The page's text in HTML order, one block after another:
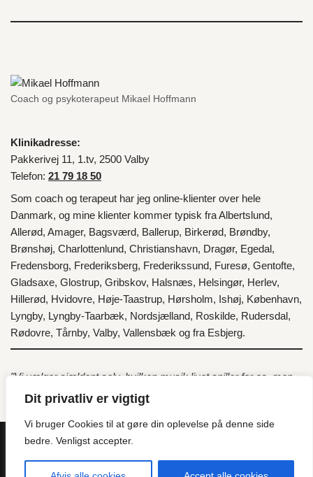
Dit privatliv er vigtigt
Vi bruger Cookies til at gøre din oplevelse på denne side
bedre. Venligst accepter.
Coach og psykoterapeut Mikael Hoffmann
Klinikadresse:
Pakkerivej 11, 1.tv, 2500 Valby
Telefon: 21 79 18 50
Som coach og terapeut har jeg online-klienter over hele
Danmark, og mine klienter kommer typisk fraAlbertslund,
Allerød, Amager, Bagsværd, Ballerup, Birkerød, Brøndby,
Brønshøj, Charlottenlund, Christianshavn, Dragør, Egedal,
Fredensborg, Frederiksberg, Frederikssund, Furesø, Gentofte,
Gladsaxe, Glostrup, Gribskov, Halsnæs, Helsingør, Herlev,
Hillerød, Hvidovre, Høje-Taastrup, Hørsholm, Ishøj, København,
Lyngby, Lyngby-Taarbæk, Nordsjælland, Roskilde, Rudersdal,
Rødovre, Tårnby, Valby, Vallensbæk og fra Esbjerg.
"Vi vælger sjældent selv, hvilken musik livet spiller for os, men
det er vores valg, hvordan vi vil danse til den musik!"
Ring til mig, eller send en SMS, til 21 79 18 50for at få engratis